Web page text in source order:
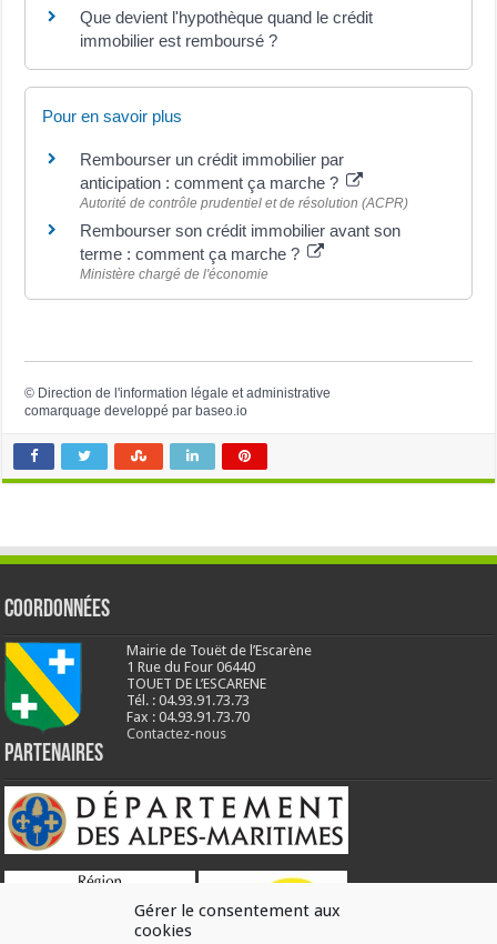
Gérer le consentement aux
cookies
Que devient l'hypothèque quand le crédit
immobilier est remboursé ?
Pour en savoir plus
Rembourser un crédit immobilier par
anticipation : comment ça marche ?
Autorité de contrôle prudentiel et de résolution (ACPR)
Rembourser son crédit immobilier avant son
terme : comment ça marche ?
Ministère chargé de l'économie
© Direction de l'information légale et administrative
comarquage developpé parbaseo.io
Coordonnées
Mairie de Touët de l’Escarène
1 Rue du Four 06440
TOUET DE L’ESCARENE
Tél. : 04.93.91.73.73
Fax : 04.93.91.73.70
Contactez-nous
Partenaires